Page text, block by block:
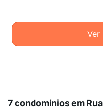
Ver
7 condomínios em